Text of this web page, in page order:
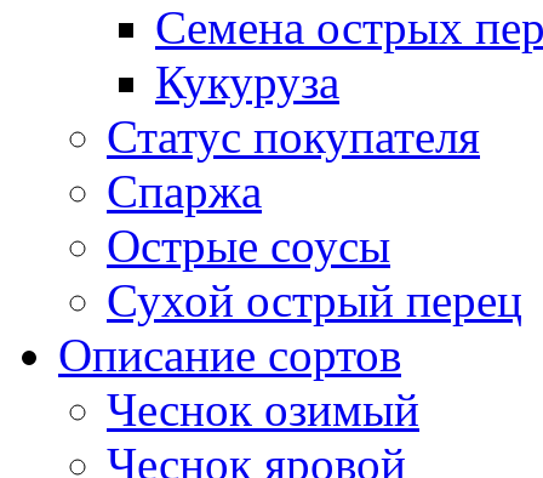
Семена острых
Кукуруза
Статус покупателя
Спаржа
Острые соусы
Сухой острый перец
Описание сортов
Чеснок озимый
Чеснок яровой